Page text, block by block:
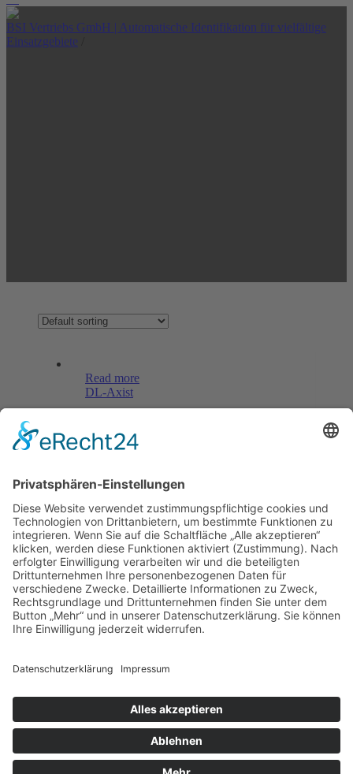
BSI Vertriebs GmbH | Automatische Identifikation für vielfältige
Einsatzgebiete
Read more
DL-Axist
Menü
Home
Kontakt
AGB
Datenschutzerklärung
Impressum
Anschrift
BSI Vertriebs GmbH
Telefax: 004961521873727
E-Mail: info@bsivertrieb.de